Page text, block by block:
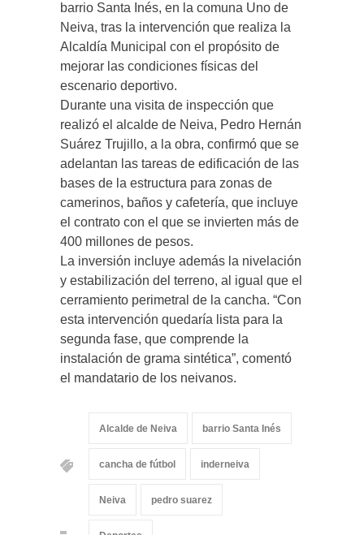
barrio Santa Inés, en la comuna Uno de
Neiva, tras la intervención que realiza la
Alcaldía Municipal con el propósito de
mejorar las condiciones físicas del
escenario deportivo.
Durante una visita de inspección que
realizó el alcalde de Neiva, Pedro Hernán
Suárez Trujillo, a la obra, confirmó que se
adelantan las tareas de edificación de las
bases de la estructura para zonas de
camerinos, baños y cafetería, que incluye
el contrato con el que se invierten más de
400 millones de pesos.
La inversión incluye además la nivelación
y estabilización del terreno, al igual que el
cerramiento perimetral de la cancha. “Con
esta intervención quedaría lista para la
segunda fase, que comprende la
instalación de grama sintética”, comentó
el mandatario de los neivanos.
Alcalde de Neiva barrio Santa Inés
cancha de fútbol inderneiva
Neiva pedro suarez